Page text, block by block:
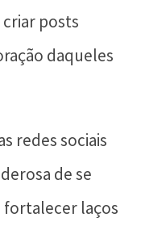
posts
daqueles
redes sociais
de se
fortalecer laços